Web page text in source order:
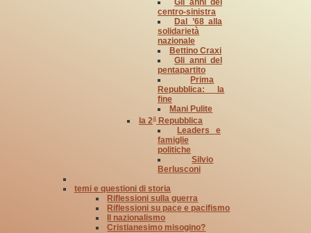
Gli anni del
centro-sinistra
Dal ’68 alla
solidarietà
nazionale
Bettino Craxi
Gli anni del
pentapartito
Prima
Repubblica: la
fine
Mani Pulite
la 2a Repubblica
Leaders e
famiglie
politiche
Silvio
Berlusconi
temi e questioni di storia
Riflessioni sulla guerra
Riflessioni su pace e pacifismo
Il nazionalismo
Cristianesimo misogino?